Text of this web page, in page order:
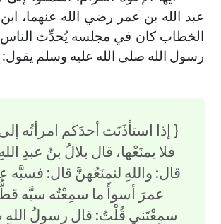
عبد الله بن عمر رضي الله عنهما،
الخطاب كان في مجلسه يُحدِّث
رسول الله صلى الله عليه وسلم يقول:
{ إذا استأذَنَت أحدَكم امرأتُه
فلا يمنَعْها، قال بلالُ بنُ عبدِ
قال: واللهِ لنمنَعُهنَّ قال: فسبَّه
عمرَ أسوأَ ما سمِعْتُه سبَّه
سمِعْتَني قُلْتُ: قال رسولُ اللهِ